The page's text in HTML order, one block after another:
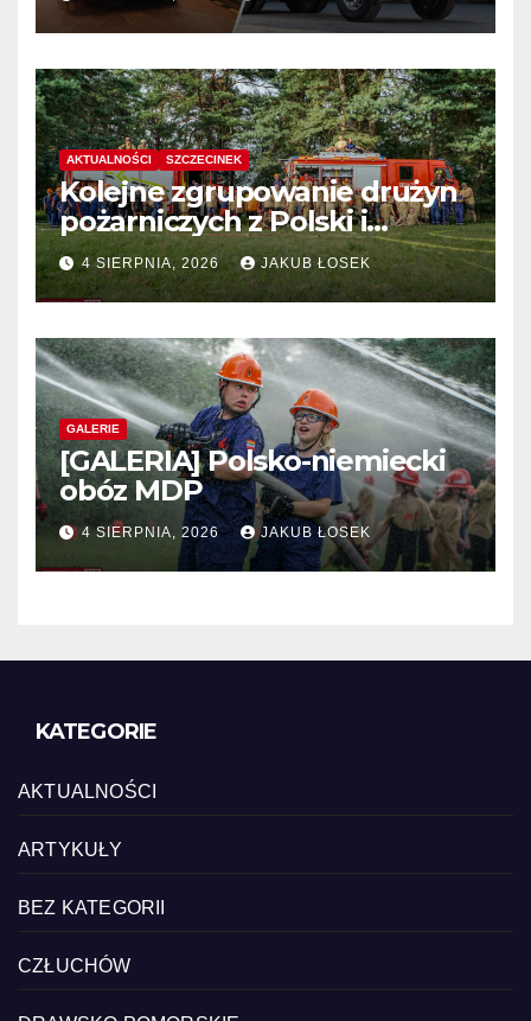
AKTUALNOŚCI SZCZECINEK
Kolejne zgrupowanie drużyn
pożarniczych z Polski i
Niemiec w regionie
4 SIERPNIA, 2026 JAKUB ŁOSEK
GALERIE
[GALERIA] Polsko-niemiecki
obóz MDP
4 SIERPNIA, 2026 JAKUB ŁOSEK
KATEGORIE
AKTUALNOŚCI
ARTYKUŁY
BEZ KATEGORII
CZŁUCHÓW